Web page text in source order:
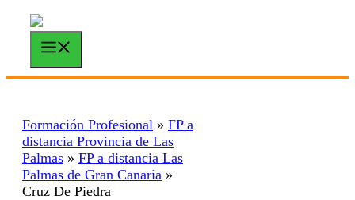
Saltar
contenido
Formación Profesional » FP a
distancia Provincia de Las
Palmas » FP a distancia Las
Palmas de Gran Canaria »
Cruz De Piedra